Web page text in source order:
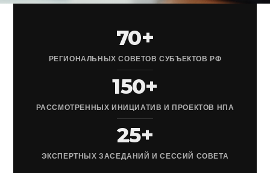
70+
РЕГИОНАЛЬНЫХ СОВЕТОВ СУБЪЕКТОВ РФ
150+
РАССМОТРЕННЫХ ИНИЦИАТИВ И ПРОЕКТОВ НПА
25+
ЭКСПЕРТНЫХ ЗАСЕДАНИЙ И СЕССИЙ СОВЕТА